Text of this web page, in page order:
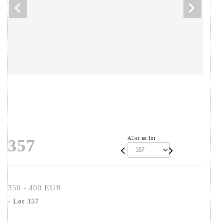
357 Aller au lot
350 - 400 EUR
- Lot 357